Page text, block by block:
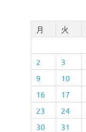
月
火
2
3
9
10
16
17
23
24
30
31